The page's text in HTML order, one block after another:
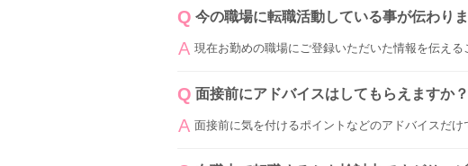
今の職場に転職活動している事が伝わり
現在お勤めの職場にご登録いただいた情報を伝える
面接前にアドバイスはしてもらえますか？
面接前に気を付けるポイントなどのアドバイスだ